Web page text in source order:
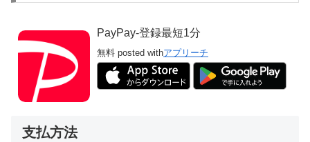
PayPay-登録最短1分
無料 posted withアプリーチ
支払方法